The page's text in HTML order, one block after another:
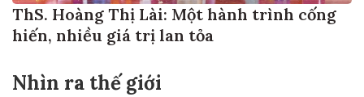
ThS. Hoàng Thị Lài: Một hành trình cống
hiến, nhiều giá trị lan tỏa
Nhìn ra thế giới